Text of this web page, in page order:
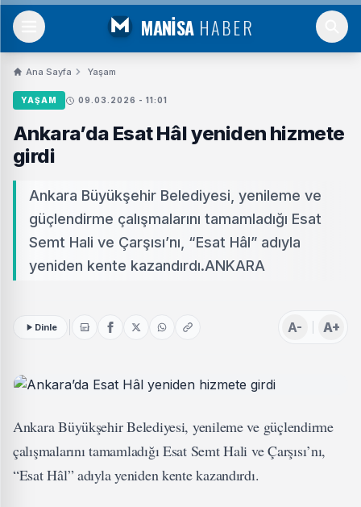
MANİSA HABER
Ana Sayfa Yaşam
YAŞAM 09.03.2026 - 11:01
Ankara’da Esat Hâl yeniden hizmete
girdi
Ankara Büyükşehir Belediyesi, yenileme ve
güçlendirme çalışmalarını tamamladığı Esat
Semt Hali ve Çarşısı’nı, “Esat Hâl” adıyla
yeniden kente kazandırdı.ANKARA
Dinle A- A+
Ankara Büyükşehir Belediyesi, yenileme ve güçlendirme
çalışmalarını tamamladığı Esat Semt Hali ve Çarşısı’nı,
“Esat Hâl” adıyla yeniden kente kazandırdı.